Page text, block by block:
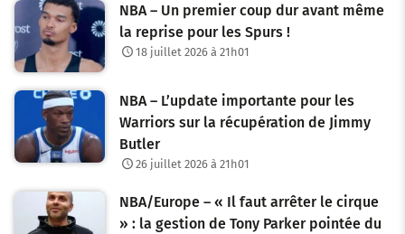
NBA – Un premier coup dur avant même
la reprise pour les Spurs !
18 juillet 2026 à 21h01
NBA – L’update importante pour les
Warriors sur la récupération de Jimmy
Butler
26 juillet 2026 à 21h01
NBA/Europe – « Il faut arrêter le cirque
» : la gestion de Tony Parker pointée du